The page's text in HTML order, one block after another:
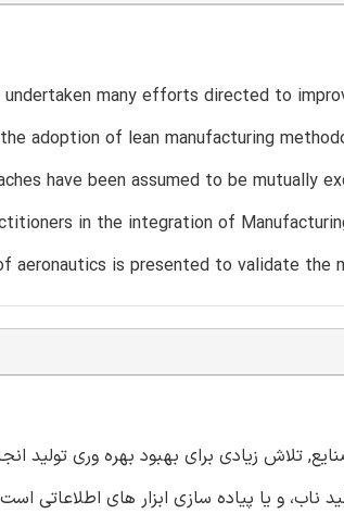
many efforts directed to
adoption of lean manufacturing
have been assumed to be mutually
in the integration of
aeronautics is presented to validate the
تلاش زیادی برای بهبود بهره وری تولید
ناب، و یا پیاده سازی ابزار های اطلاعاتی